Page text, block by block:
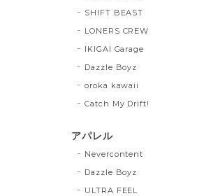
SHIFT BEAST
LONERS CREW
IKIGAI Garage
Dazzle Boyz
oroka kawaii
Catch My Drift!
アパレル
Nevercontent
Dazzle Boyz
ULTRA FEEL